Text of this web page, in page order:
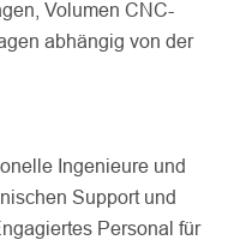
Volumen CNC-
abhängig von der
Ingenieure und
Support und
Personal für